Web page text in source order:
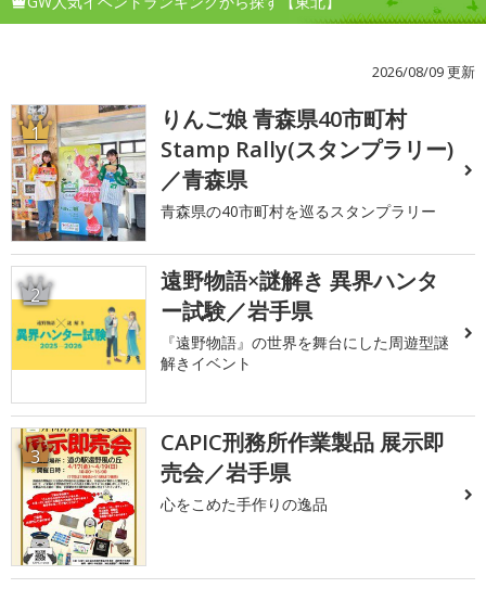
2026/08/09 更新
1
りんご娘 青森県40市町村
Stamp Rally(スタンプラリー)
／青森県
青森県の40市町村を巡るスタンプラリー
2
遠野物語×謎解き 異界ハンタ
ー試験／岩手県
『遠野物語』の世界を舞台にした周遊型謎
解きイベント
3
CAPIC刑務所作業製品 展示即
売会／岩手県
心をこめた手作りの逸品